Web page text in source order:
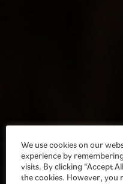
We use cookies on our
experience by
visits. By clicking “Accept
the cookies. However, you